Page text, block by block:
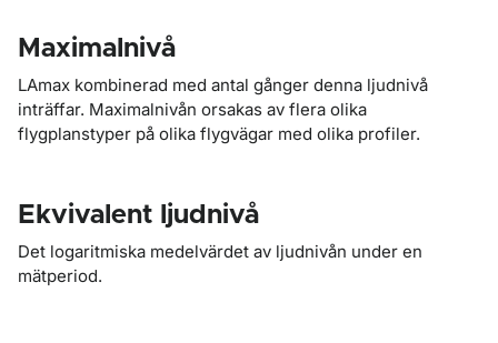
Maximalnivå
LAmax kombinerad med antal gånger denna ljudnivå
inträffar. Maximalnivån orsakas av flera olika
flygplanstyper på olika flygvägar med olika profiler.
Ekvivalent ljudnivå
Det logaritmiska medelvärdet av ljudnivån under en
mätperiod.